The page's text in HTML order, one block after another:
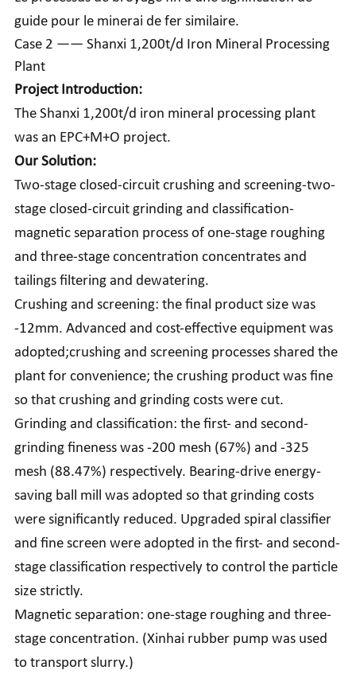
guide pour le minerai de fer similaire.
Case 2 —— Shanxi 1,200t/d Iron Mineral Processing
Plant
Project Introduction:
The Shanxi 1,200t/d iron mineral processing plant
was an EPC+M+O project.
Our Solution:
Two-stage closed-circuit crushing and screening-two-
stage closed-circuit grinding and classification-
magnetic separation process of one-stage roughing
and three-stage concentration concentrates and
tailings filtering and dewatering.
Crushing and screening: the final product size was
-12mm. Advanced and cost-effective equipment was
adopted;crushing and screening processes shared the
plant for convenience; the crushing product was fine
so that crushing and grinding costs were cut.
Grinding and classification: the first- and second-
grinding fineness was -200 mesh (67%) and -325
mesh (88.47%) respectively. Bearing-drive energy-
saving ball mill was adopted so that grinding costs
were significantly reduced. Upgraded spiral classifier
and fine screen were adopted in the first- and second-
stage classification respectively to control the particle
size strictly.
Magnetic separation: one-stage roughing and three-
stage concentration. (Xinhai rubber pump was used
to transport slurry.)